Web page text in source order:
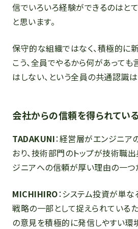
信でいろいろ経験ができるのはと
と思います。
保守的な組織ではなく、積極的に
こう、全員でやるから何があって
はしない、という全員の共通認識は
会社からの信頼を得られてい
TADAKUNI：経営層がエンジニア
おり、技術部門のトップが技術職
ジニアへの信頼が厚い理由の一つ
MICHIHIRO：システム投資が単な
戦略の一部として捉えられている
の意見を積極的に発信しやすい環